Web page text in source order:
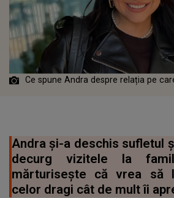
Ce spune Andra despre relația pe
Andra și-a deschis sufletul
decurg vizitele la
mărturisește că vrea să
celor dragi cât de mult îi